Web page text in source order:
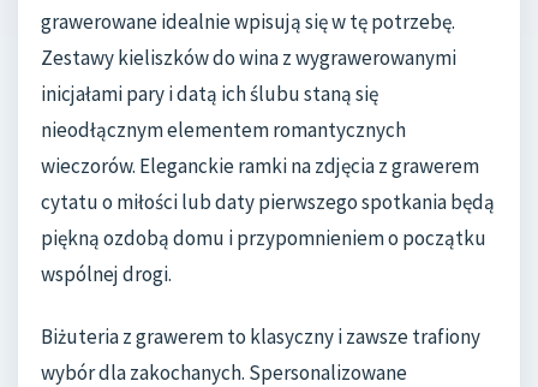
grawerowane idealnie wpisują się w tę potrzebę.
Zestawy kieliszków do wina z wygrawerowanymi
inicjałami pary i datą ich ślubu staną się
nieodłącznym elementem romantycznych
wieczorów. Eleganckie ramki na zdjęcia z grawerem
cytatu o miłości lub daty pierwszego spotkania będą
piękną ozdobą domu i przypomnieniem o początku
wspólnej drogi.
Biżuteria z grawerem to klasyczny i zawsze trafiony
wybór dla zakochanych. Spersonalizowane